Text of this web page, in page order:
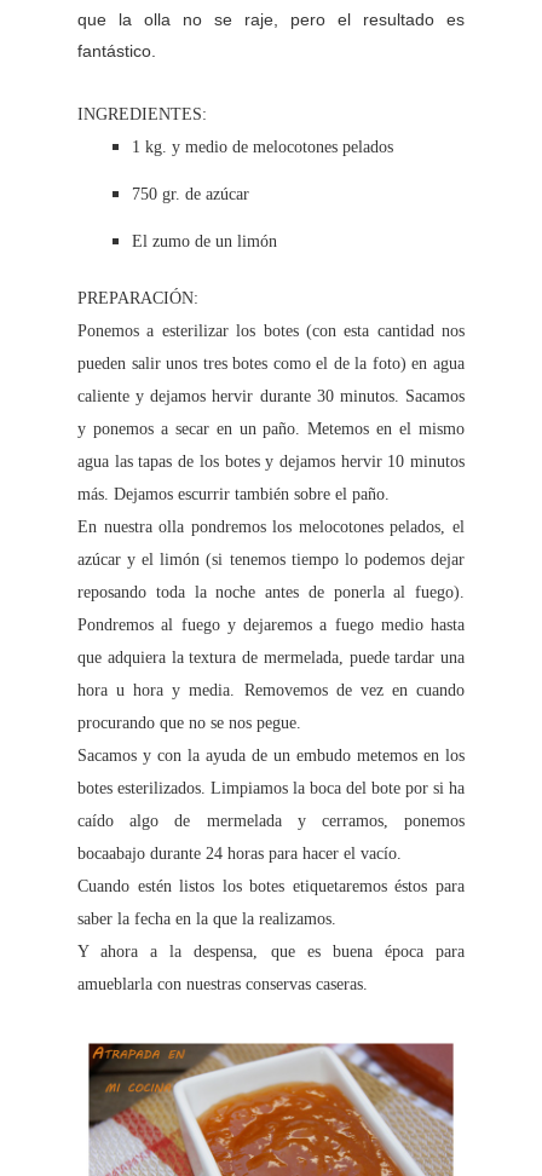
que la olla no se raje, pero el resultado es
fantástico.
INGREDIENTES:
1 kg. y medio de melocotones pelados
750 gr. de azúcar
El zumo de un limón
PREPARACIÓN:
Ponemos a esterilizar los botes (con esta cantidad nos
pueden salir unos tres botes como el de la foto) en agua
caliente y dejamos hervir durante 30 minutos. Sacamos
y ponemos a secar en un paño. Metemos en el mismo
agua las tapas de los botes y dejamos hervir 10 minutos
más. Dejamos escurrir también sobre el paño.
En nuestra olla pondremos los melocotones pelados, el
azúcar y el limón (si tenemos tiempo lo podemos dejar
reposando toda la noche antes de ponerla al fuego).
Pondremos al fuego y dejaremos a fuego medio hasta
que adquiera la textura de mermelada, puede tardar una
hora u hora y media. Removemos de vez en cuando
procurando que no se nos pegue.
Sacamos y con la ayuda de un embudo metemos en los
botes esterilizados. Limpiamos la boca del bote por si ha
caído algo de mermelada y cerramos, ponemos
bocaabajo durante 24 horas para hacer el vacío.
Cuando estén listos los botes etiquetaremos éstos para
saber la fecha en la que la realizamos.
Y ahora a la despensa, que es buena época para
amueblarla con nuestras conservas caseras.